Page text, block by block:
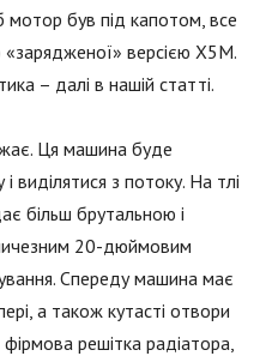
мотор був під капотом, все
«зарядженої» версією Х5М.
– далі в нашій статті.
Ця машина буде
виділятися з потоку. На тлі
більш брутальною і
20-дюймовим
Спереду машина має
а також кутасті отвори
фірмова решітка радіатора,